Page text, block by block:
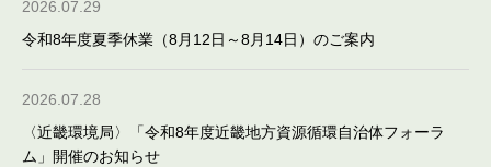
2026.07.29
令和8年度夏季休業（8月12日～8月14日）のご案内
2026.07.28
〈近畿環境局〉「令和8年度近畿地方資源循環自治体フォーラ
ム」開催のお知らせ